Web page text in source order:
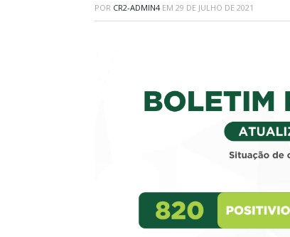
POR CR2-ADMIN4 EM 29 DE JULHO DE 2021